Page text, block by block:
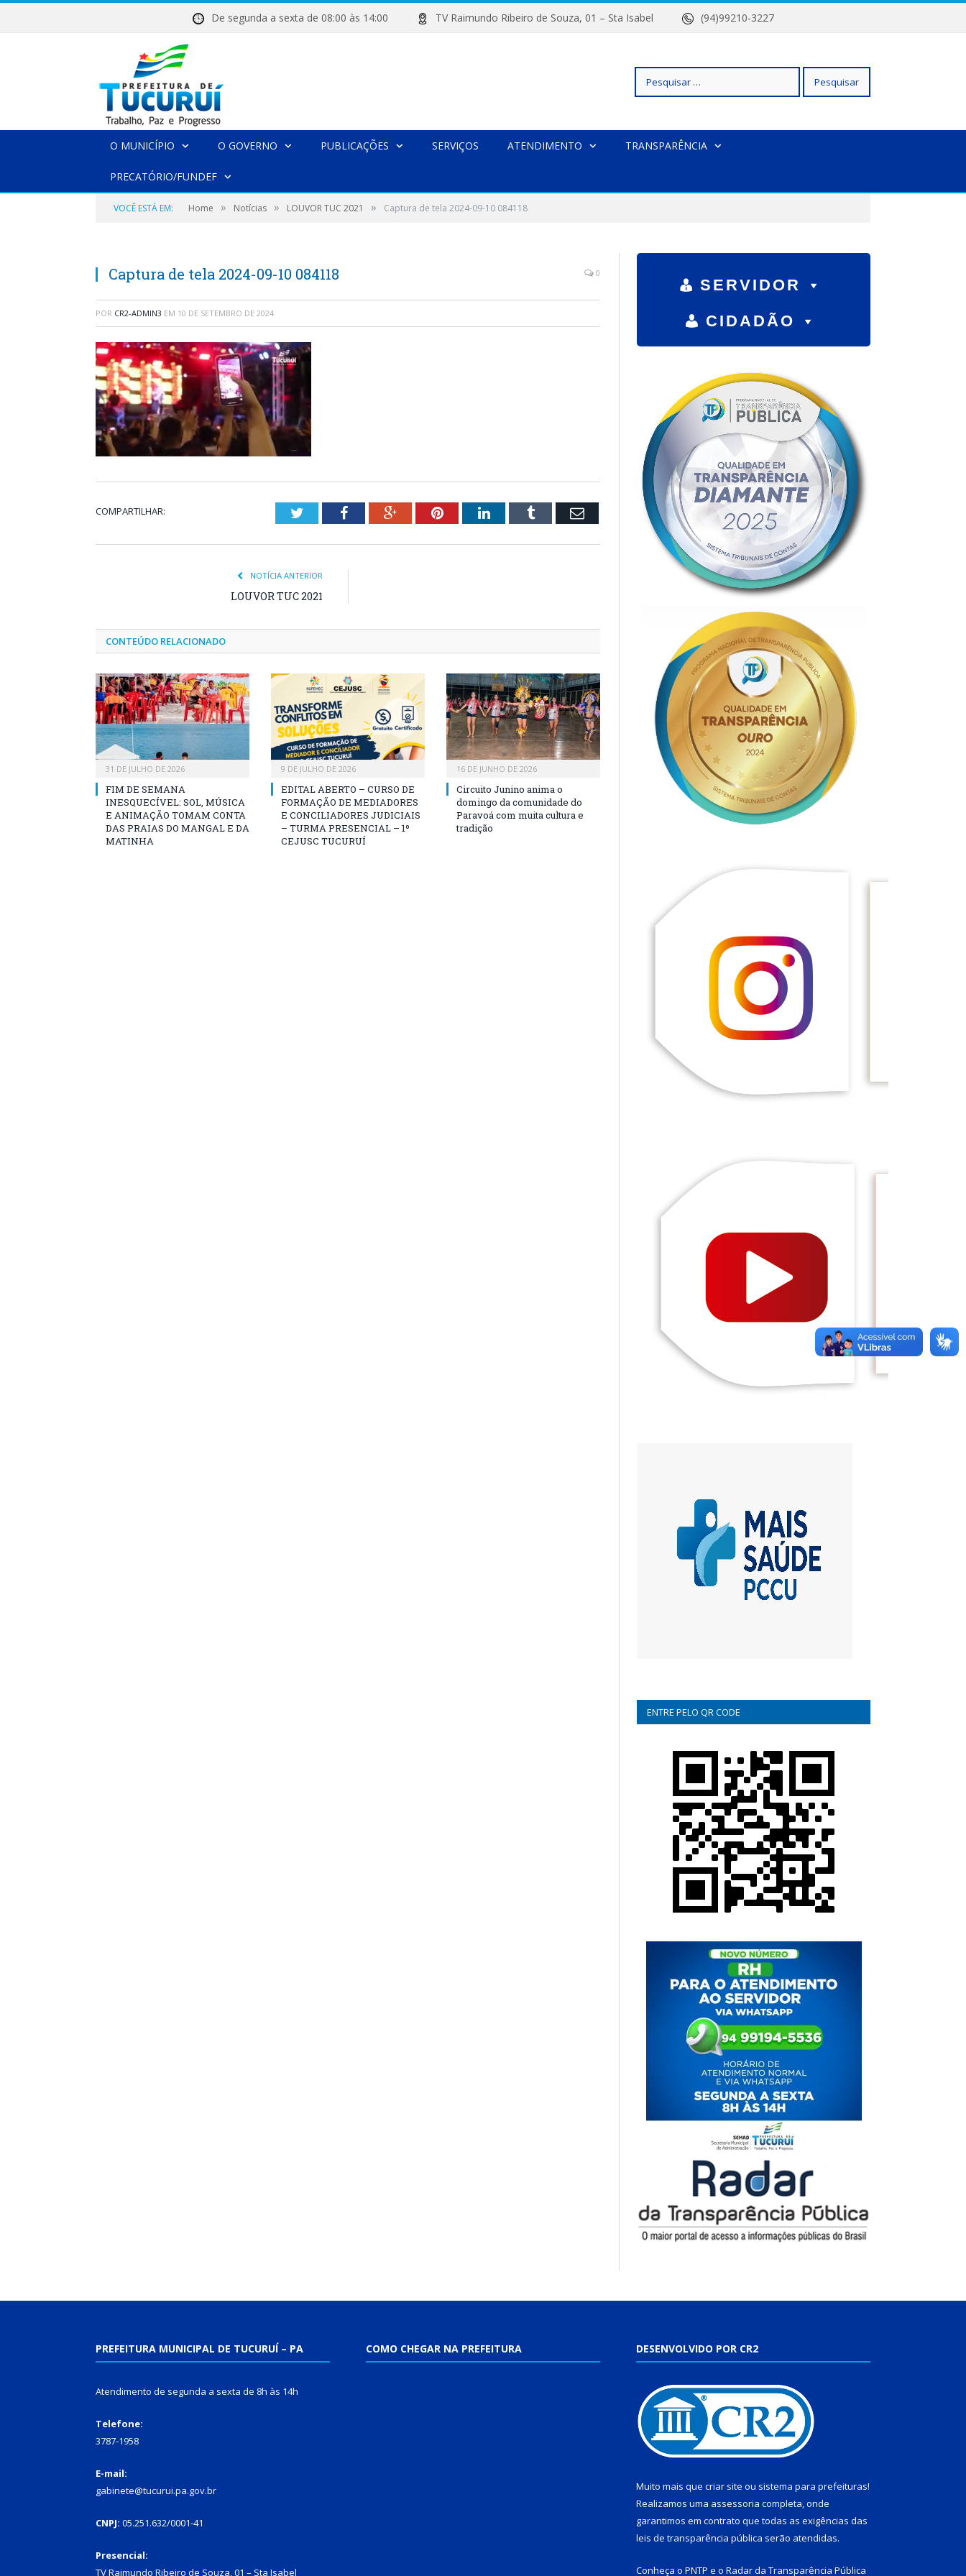
De segunda a sexta de 08:00 às 14:00 TV Raimundo Ribeiro de Souza, 01 – Sta Isabel (94)99210-3227
Pesquisar
O MUNICÍPIO O GOVERNO PUBLICAÇÕES SERVIÇOS ATENDIMENTO TRANSPARÊNCIA
PRECATÓRIO/FUNDEF
VOCÊ ESTÁ EM: Home » Notícias » LOUVOR TUC 2021 » Captura de tela 2024-09-10 084118
Captura de tela 2024-09-10 084118 0
POR CR2-ADMIN3 EM 10 DE SETEMBRO DE 2024
COMPARTILHAR: TwitterFacebookGoogle+PinterestLinkedInTumblr Email
NOTÍCIA ANTERIOR
LOUVOR TUC 2021
CONTEÚDO RELACIONADO
31 DE JULHO DE 2026
FIM DE SEMANA
INESQUECÍVEL: SOL, MÚSICA
E ANIMAÇÃO TOMAM CONTA
DAS PRAIAS DO MANGAL E DA
MATINHA
9 DE JULHO DE 2026
EDITAL ABERTO – CURSO DE
FORMAÇÃO DE MEDIADORES
E CONCILIADORES JUDICIAIS
– TURMA PRESENCIAL – 1º
CEJUSC TUCURUÍ
16 DE JUNHO DE 2026
Circuito Junino anima o
domingo da comunidade do
Paravoá com muita cultura e
tradição
SERVIDOR
CIDADÃO
ENTRE PELO QR CODE
PREFEITURA MUNICIPAL DE TUCURUÍ – PA
Atendimento de segunda a sexta de 8h às 14h
Telefone:
3787-1958
E-mail:
gabinete@tucurui.pa.gov.br
CNPJ: 05.251.632/0001-41
Presencial:
TV Raimundo Ribeiro de Souza, 01 – Sta Isabel
COMO CHEGAR NA PREFEITURA DESENVOLVIDO POR CR2
Muito mais que criar site ou sistema para prefeituras!
Realizamos uma assessoria completa, onde
garantimos em contrato que todas as exigências das
leis de transparência pública serão atendidas.
Conheça o PNTP e o Radar da Transparência Pública